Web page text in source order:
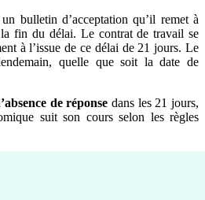
bulletin d’acceptation qu’il remet à
fin du délai. Le contrat de travail se
à l’issue de ce délai de 21 jours. Le
quelle que soit la date de
de réponse dans les 21 jours,
suit son cours selon les règles